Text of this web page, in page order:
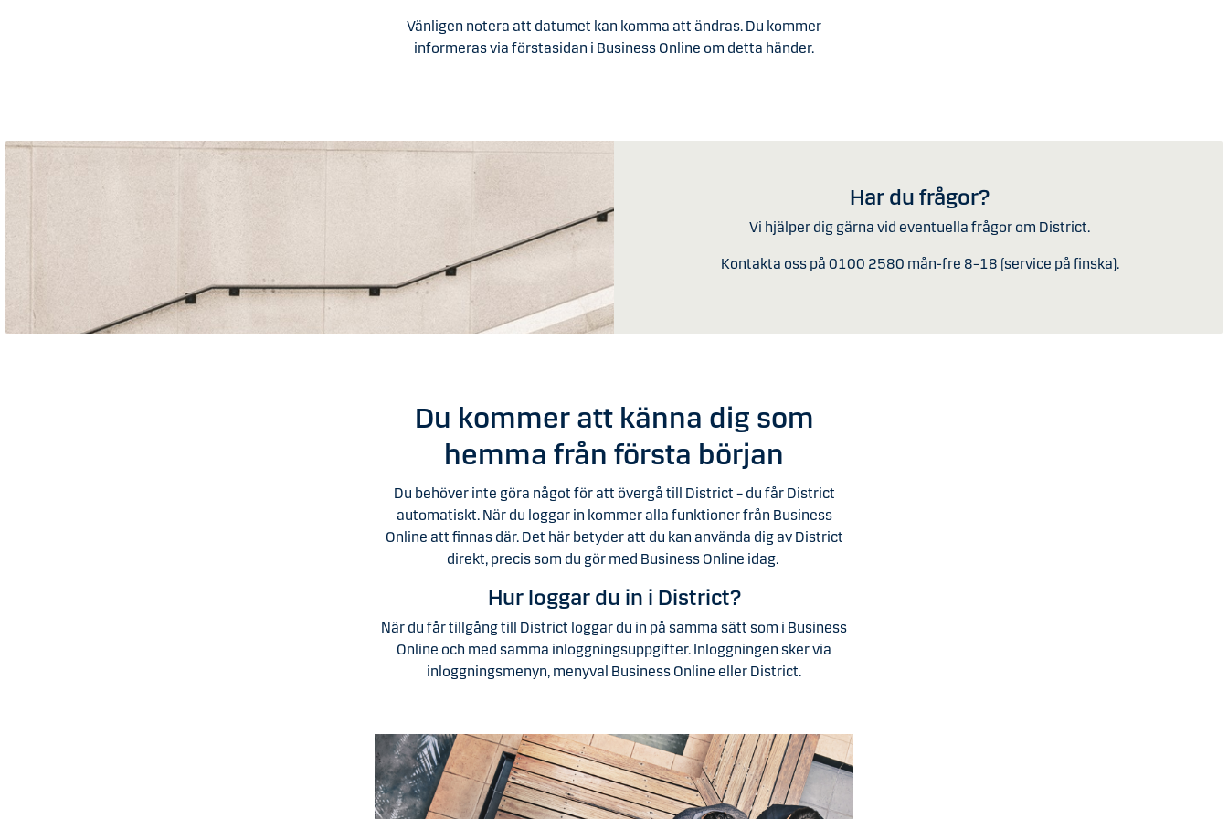
Vänligen notera att datumet kan komma att ändras. Du kommer
informeras via förstasidan i Business Online om detta händer.
Har du frågor?
Vi hjälper dig gärna vid eventuella frågor om District.
Kontakta oss på 0100 2580 mån-fre 8–18 (service på finska).
Du kommer att känna dig som
hemma från första början
Du behöver inte göra något för att övergå till District – du får District
automatiskt. När du loggar in kommer alla funktioner från Business
Online att finnas där. Det här betyder att du kan använda dig av District
direkt, precis som du gör med Business Online idag.
Hur loggar du in i District?
När du får tillgång till District loggar du in på samma sätt som i Business
Online och med samma inloggningsuppgifter. Inloggningen sker via
inloggningsmenyn, menyval Business Online eller District.